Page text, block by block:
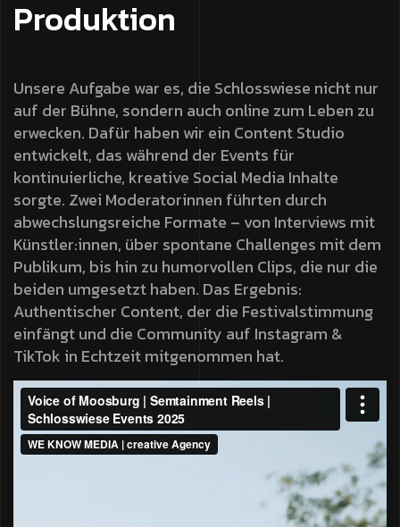
Produktion
Unsere Aufgabe war es, die Schlosswiese nicht nur
auf der Bühne, sondern auch online zum Leben zu
erwecken. Dafür haben wir ein Content Studio
entwickelt, das während der Events für
kontinuierliche, kreative Social Media Inhalte
sorgte. Zwei Moderatorinnen führten durch
abwechslungsreiche Formate – von Interviews mit
Künstler:innen, über spontane Challenges mit dem
Publikum, bis hin zu humorvollen Clips, die nur die
beiden umgesetzt haben. Das Ergebnis:
Authentischer Content, der die Festivalstimmung
einfängt und die Community auf Instagram &
TikTok in Echtzeit mitgenommen hat.